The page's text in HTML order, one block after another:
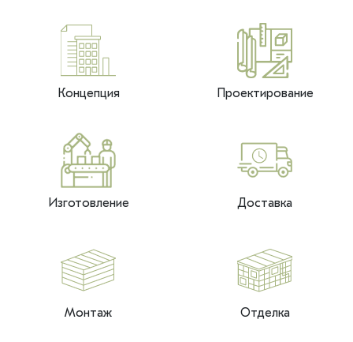
Концепция Проектирование
Изготовление Доставка
Монтаж Отделка